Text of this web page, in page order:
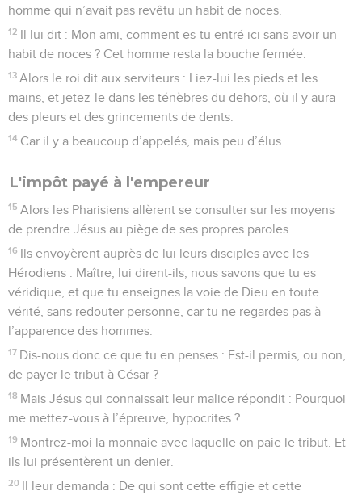
homme qui n’avait pas revêtu un habit de noces.
12 Il lui dit : Mon ami, comment es-tu entré ici sans avoir un
habit de noces ? Cet homme resta la bouche fermée.
13 Alors le roi dit aux serviteurs : Liez-lui les pieds et les
mains, et jetez-le dans les ténèbres du dehors, où il y aura
des pleurs et des grincements de dents.
14 Car il y a beaucoup d’appelés, mais peu d’élus.
L'impôt payé à l'empereur
15 Alors les Pharisiens allèrent se consulter sur les moyens
de prendre Jésus au piège de ses propres paroles.
16 Ils envoyèrent auprès de lui leurs disciples avec les
Hérodiens : Maître, lui dirent-ils, nous savons que tu es
véridique, et que tu enseignes la voie de Dieu en toute
vérité, sans redouter personne, car tu ne regardes pas à
l’apparence des hommes.
17 Dis-nous donc ce que tu en penses : Est-il permis, ou non,
de payer le tribut à César ?
18 Mais Jésus qui connaissait leur malice répondit : Pourquoi
me mettez-vous à l’épreuve, hypocrites ?
19 Montrez-moi la monnaie avec laquelle on paie le tribut. Et
ils lui présentèrent un denier.
20 Il leur demanda : De qui sont cette effigie et cette